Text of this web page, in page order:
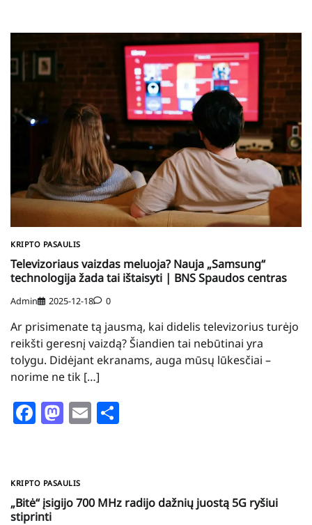
KRIPTO PASAULIS
Televizoriaus vaizdas meluoja? Nauja „Samsung“
technologija žada tai ištaisyti | BNS Spaudos centras
Admin 2025-12-18 0
Ar prisimenate tą jausmą, kai didelis televizorius turėjo
reikšti geresnį vaizdą? Šiandien tai nebūtinai yra
tolygu. Didėjant ekranams, auga mūsų lūkesčiai –
norime ne tik […]
Facebook
Mastodon
Email
KRIPTO PASAULIS
„Bitė“ įsigijo 700 MHz radijo dažnių juostą 5G ryšiui
stiprinti